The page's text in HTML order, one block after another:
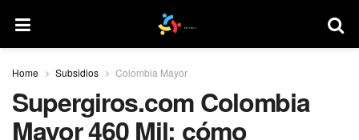
Home Subsidios Colombia Mayor
Supergiros.com Colombia
Mayor 460 Mil: cómo